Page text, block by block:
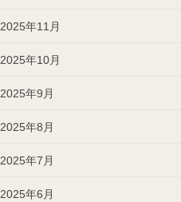
2025年11月
2025年10月
2025年9月
2025年8月
2025年7月
2025年6月